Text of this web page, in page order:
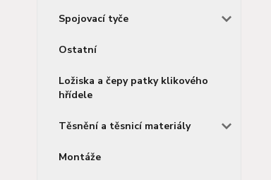
Spojovací tyče
Ostatní
Ložiska a čepy patky klikového
hřídele
Těsnění a těsnicí materiály
Montáže